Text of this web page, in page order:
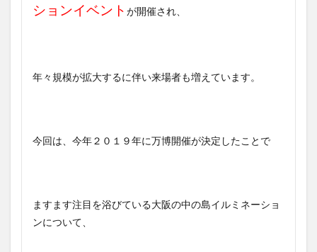
ションイベント が開催され、
年々規模が拡大するに伴い来場者も増えています。
今回は、今年２０１９年に万博開催が決定したことで
ますます注目を浴びている大阪の中の島イルミネーショ
ンについて、